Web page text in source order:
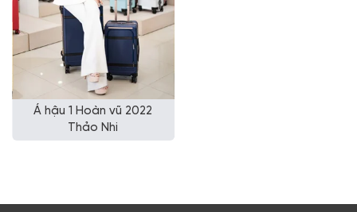
Á hậu 1 Hoàn vũ 2022
Thảo Nhi